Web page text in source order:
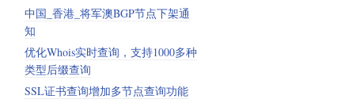
中国_香港_将军澳BGP节点下架通
知
优化Whois实时查询，支持1000多种
类型后缀查询
SSL证书查询增加多节点查询功能